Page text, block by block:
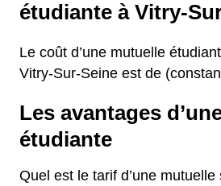
étudiante à Vitry-
Le coût d’une mutuelle
Vitry-Sur-Seine est de
Les avantages
étudiante
Quel est le tarif d’une